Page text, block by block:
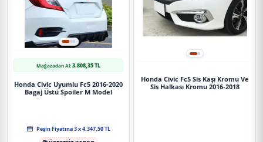
Mağazadan Al:3.808,35 TL
Honda Civic Uyumlu Fc5 2016-2020
Bagaj Üstü Spoiler M Model
Peşin Fiyatına 3 x 4.347,50 TL
Honda Civic Fc5 Sis Kaşı Kromu Ve
Sis Halkası Kromu 2016-2018